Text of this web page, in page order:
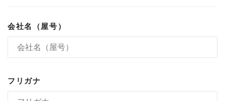
会社名（屋号）
フリガナ